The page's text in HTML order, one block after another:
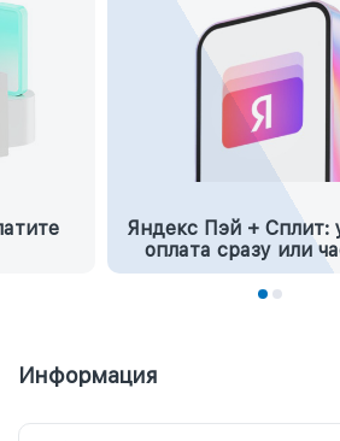
Яндекс Пэй + Сплит:
оплата сразу или
Информация